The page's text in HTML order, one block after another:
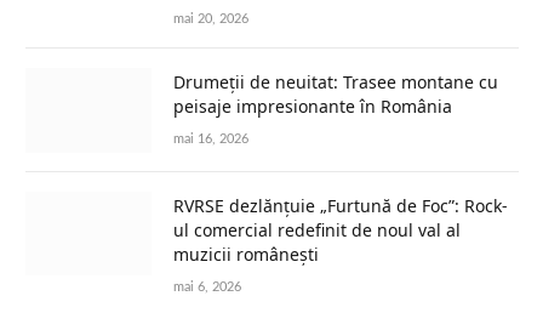
mai 20, 2026
Drumeții de neuitat: Trasee montane cu
peisaje impresionante în România
mai 16, 2026
RVRSE dezlănțuie „Furtună de Foc”: Rock-
ul comercial redefinit de noul val al
muzicii românești
mai 6, 2026